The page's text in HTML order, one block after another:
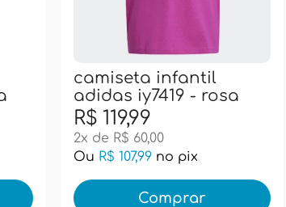
camiseta infantil
adidas iy7419 - rosa
R$ 119,99
2x de R$ 60,00
Ou R$ 107,99 no pix
Comprar